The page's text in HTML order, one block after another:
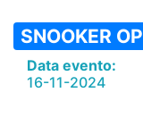
SNOOKER
Data evento:
16-11-2024